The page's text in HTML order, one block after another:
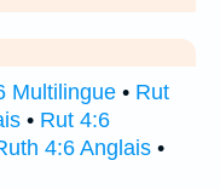
Multilingue • Rut
• Rut 4:6
4:6 Anglais •